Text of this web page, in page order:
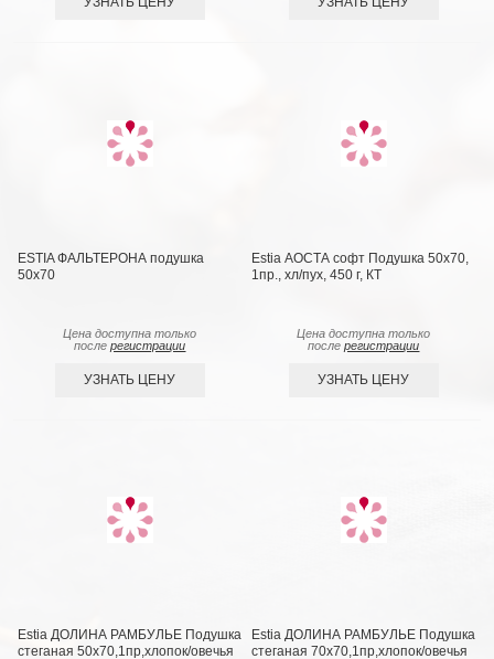
ESTIA ФАЛЬТЕРОНА подушка
50х70
Цена доступна только
послерегистрации
УЗНАТЬ ЦЕНУ
Estia АОСТА софт Подушка 50х70,
1пр., хл/пух, 450 г, КТ
Цена доступна только
послерегистрации
УЗНАТЬ ЦЕНУ
Estia ДОЛИНА РАМБУЛЬЕ Подушка
стеганая 50х70,1пр,хлопок/овечья
Estia ДОЛИНА РАМБУЛЬЕ Подушка
стеганая 70х70,1пр,хлопок/овечья